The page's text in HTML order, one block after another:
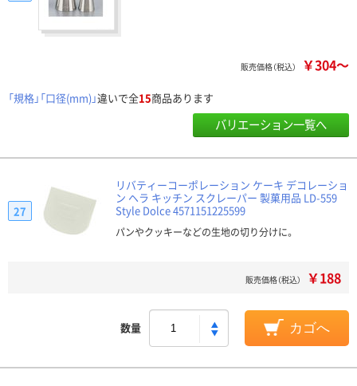
販売価格（税込） ￥304～
「規格」「口径(mm)」違いで全15商品あります
バリエーション一覧へ
リバティーコーポレーション ケーキ デコレーショ
ン ヘラ キッチン スクレーパー 製菓用品 LD-559
Style Dolce 4571151225599
パンやクッキーなどの生地の切り分けに。
27
販売価格（税込） ￥188
数量 カゴへ